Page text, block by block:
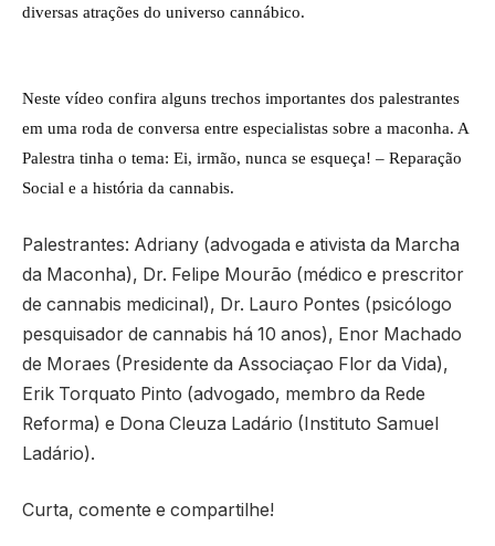
diversas atrações do universo cannábico.
Neste vídeo confira alguns trechos importantes dos palestrantes
em uma roda de conversa entre especialistas sobre a maconha. A
Palestra tinha o tema: Ei, irmão, nunca se esqueça! – Reparação
Social e a história da cannabis.
Palestrantes: Adriany (advogada e ativista da Marcha
da Maconha), Dr. Felipe Mourão (médico e prescritor
de cannabis medicinal), Dr. Lauro Pontes (psicólogo
pesquisador de cannabis há 10 anos), Enor Machado
de Moraes (Presidente da Associaçao Flor da Vida),
Erik Torquato Pinto (advogado, membro da Rede
Reforma) e Dona Cleuza Ladário (Instituto Samuel
Ladário).
Curta, comente e compartilhe!